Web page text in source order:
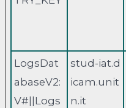
LogsDat
abaseV2:
V#||Logs
stud-iat.d
icam.unit
n.it